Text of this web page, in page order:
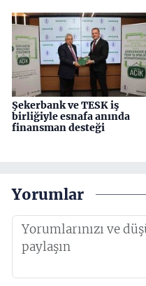
Şekerbank ve TESK iş
birliğiyle esnafa anında
finansman desteği
Yorumlar